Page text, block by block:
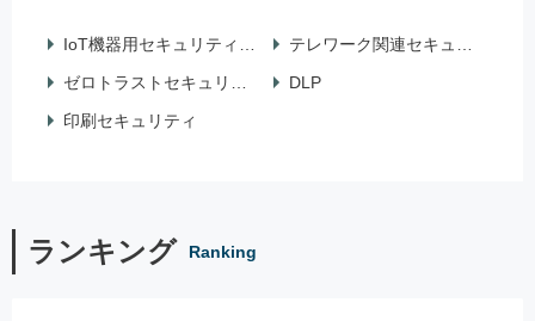
IoT機器用セキュリティ対策
テレワーク関連セキュリティ
ゼロトラストセキュリティ
DLP
印刷セキュリティ
ランキング Ranking